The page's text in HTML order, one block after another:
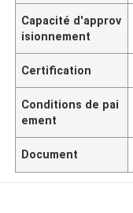
Capacité d'approv
isionnement
Certification
Conditions de pai
ement
Document